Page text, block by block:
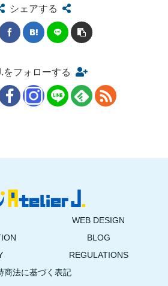
シェアする
をフォローする
WEB DESIGN
BLOG
REGULATIONS
商法に基づく表記